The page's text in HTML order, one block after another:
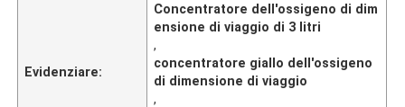
Evidenziare:
Concentratore dell'ossigeno di dim
ensione di viaggio di 3 litri
,
concentratore giallo dell'ossigeno
di dimensione di viaggio
,